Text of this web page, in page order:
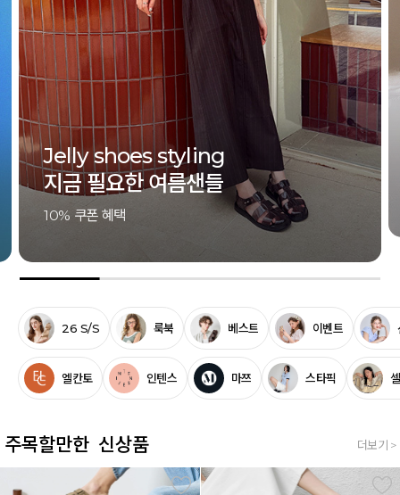
SUMMER ESSENTIAL
여름의 끝까지, 가장 좋은 슈즈
5% 쿠폰 혜택
26 S/S 룩북 베스트 이벤트
엘칸토 인텐스 마쯔 스타픽
주목할만한 신상품 더보기 >